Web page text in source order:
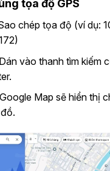
tọa độ GPS
chép tọa độ (ví dụ:
vào thanh tìm kiếm
Map sẽ hiển thị